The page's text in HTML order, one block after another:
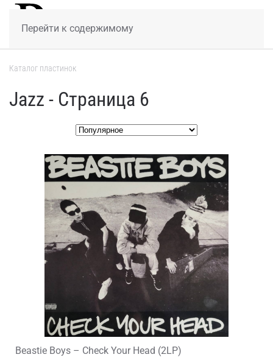
Перейти к содержимому
Каталог пластинок
Jazz - Страница 6
Beastie Boys – Check Your Head (2LP)